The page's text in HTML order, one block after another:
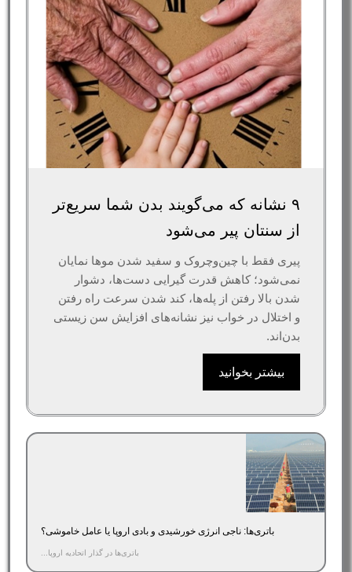
۹ نشانه که می‌گویند بدن شما سریع‌تر
از سنتان پیر می‌شود
پیری فقط با چین‌وچروک و سفید شدن موها نمایان
نمی‌شود؛ کاهش قدرت گیرایی دست‌ها، دشوار
شدن بالا رفتن از پله‌ها، کند شدن سرعت راه رفتن
و اختلال در خواب نیز نشانه‌های افزایش سن زیستی
بدن‌اند.
بیشتر بخوانید
باتری‌ها: ناجی انرژی خورشیدی و بادی اروپا یا عامل خاموشی؟
باتری‌ها در گذار اتحادیه اروپا...